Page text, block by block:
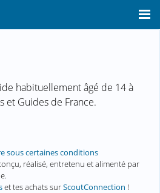
habituellement âgé de 14 à
et Guides de France.
sous certaines conditions
réalisé, entretenu et alimenté par
et tes achats surScoutConnection !